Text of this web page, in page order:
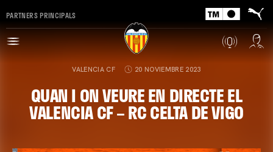
PARTNERS PRINCIPALS
VALENCIA CF 20 NOVIEMBRE 2023
QUAN I ON VEURE EN DIRECTE EL
VALENCIA CF – RC CELTA DE VIGO